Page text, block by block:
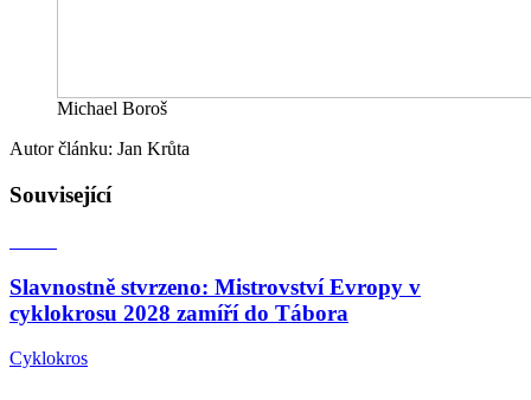
Michael Boroš
Autor článku: Jan Krůta
Související
Slavnostně stvrzeno: Mistrovství Evropy v
cyklokrosu 2028 zamíří do Tábora
Cyklokros